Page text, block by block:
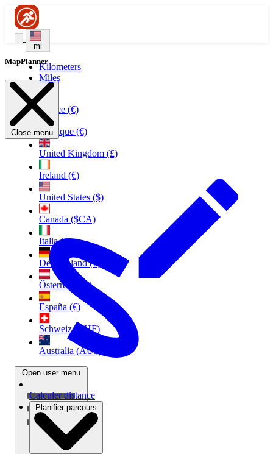
mi
Kilometers
Miles
France (€)
Belgique (€)
United Kingdom (£)
Ireland (€)
United States ($)
Canada ($CA)
Italia (€)
Deutschland (€)
Österreich (€)
España (€)
Schweiz (CHF)
Australia (AU$)
Open user menu
MapPlanner
Close menu
Calculer distance
Planifier parcours